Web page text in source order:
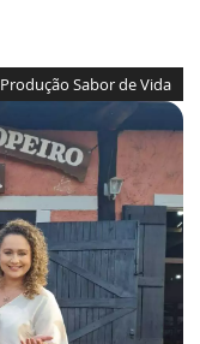
Produção Sabor de Vida